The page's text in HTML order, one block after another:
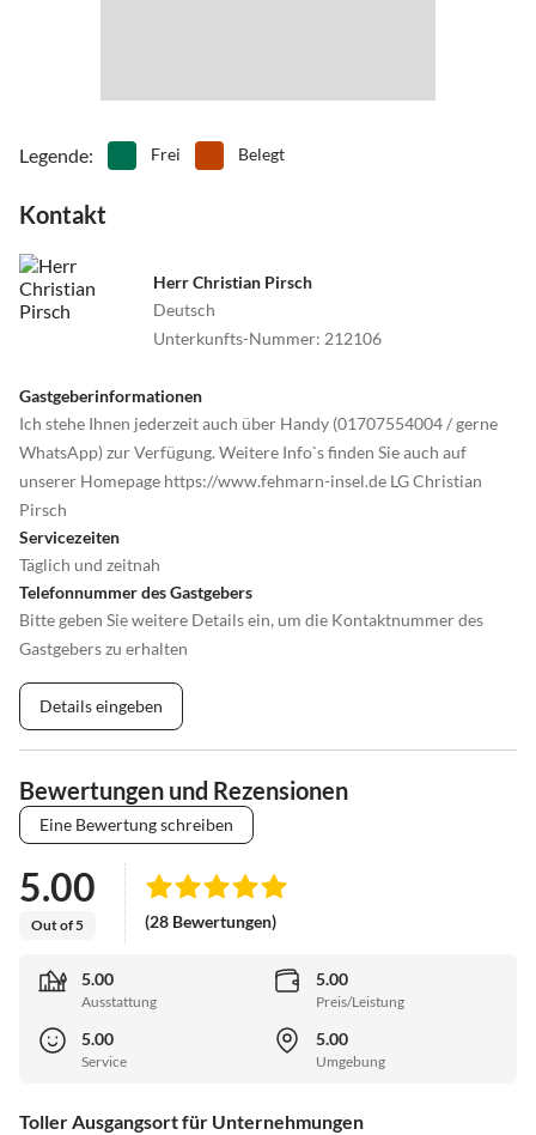
Legende: Frei Belegt
Kontakt
Herr Christian Pirsch
Deutsch
Unterkunfts-Nummer: 212106
Gastgeberinformationen
Ich stehe Ihnen jederzeit auch über Handy (01707554004 / gerne
WhatsApp) zur Verfügung. Weitere Info`s finden Sie auch auf
unserer Homepage https://www.fehmarn-insel.de LG Christian
Pirsch
Servicezeiten
Täglich und zeitnah
Telefonnummer des Gastgebers
Bitte geben Sie weitere Details ein, um die Kontaktnummer des
Gastgebers zu erhalten
Details eingeben
Bewertungen und Rezensionen
Eine Bewertung schreiben
5.00
Out of 5 (28 Bewertungen)
5.00
Ausstattung
5.00
Preis/Leistung
5.00
Service
5.00
Umgebung
Toller Ausgangsort für Unternehmungen